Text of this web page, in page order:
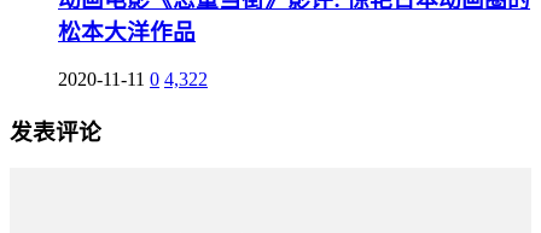
松本大洋作品
2020-11-11 0 4,322
发表评论